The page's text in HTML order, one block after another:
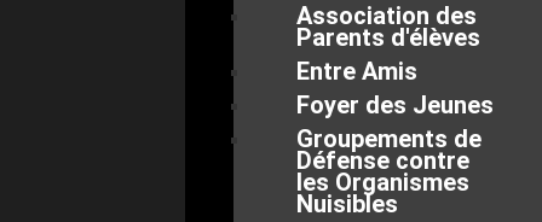
Association des
Parents d'élèves
Entre Amis
Foyer des Jeunes
Groupements de
Défense contre
les Organismes
Nuisibles